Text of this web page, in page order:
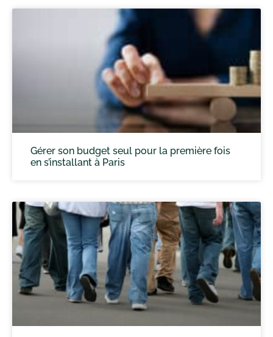
Gérer son budget seul pour la première fois
en s’installant à Paris